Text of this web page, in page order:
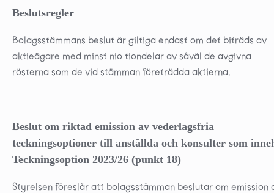
Beslutsregler
Bolagsstämmans beslut är giltiga endast om det biträds av
aktieägare med minst nio tiondelar av såväl de avgivna
rösterna som de vid stämman företrädda aktierna.
Beslut om riktad emission av vederlagsfria
teckningsoptioner till anställda och konsulter som
Teckningsoption 2023/26 (punkt 18)
Styrelsen föreslår att bolagsstämman beslutar om emission